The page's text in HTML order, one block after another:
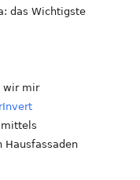
das Wichtigste
wir mir
Hausfassaden